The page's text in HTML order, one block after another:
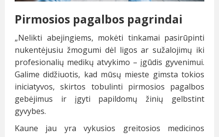
Pirmosios pagalbos pagrindai
„Nelikti abejingiems, mokėti tinkamai pasirūpinti
nukentėjusiu žmogumi dėl ligos ar sužalojimų iki
profesionalių medikų atvykimo – įgūdis gyvenimui.
Galime didžiuotis, kad mūsų mieste gimsta tokios
iniciatyvos, skirtos tobulinti pirmosios pagalbos
gebėjimus ir įgyti papildomų žinių gelbstint
gyvybes.
Kaune jau yra vykusios greitosios medicinos